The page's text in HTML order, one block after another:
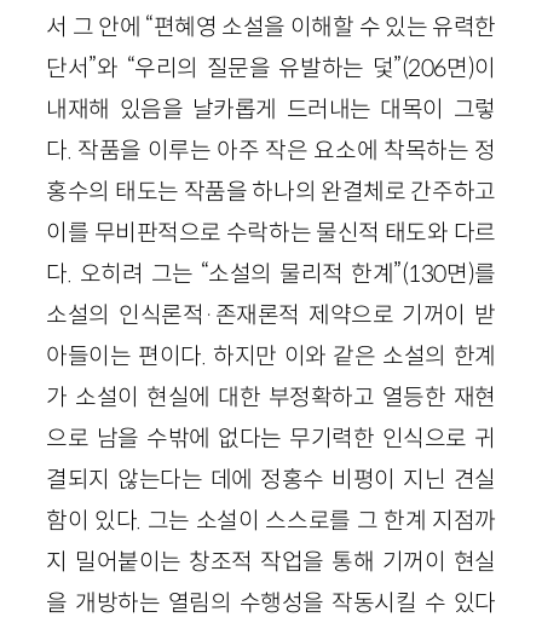
서 그 안에 “편혜영 소설을 이해할 수 있는 유력한
단서”와 “우리의 질문을 유발하는 덫”(206면)이
내재해 있음을 날카롭게 드러내는 대목이 그렇
다. 작품을 이루는 아주 작은 요소에 착목하는 정
홍수의 태도는 작품을 하나의 완결체로 간주하고
이를 무비판적으로 수락하는 물신적 태도와 다르
다. 오히려 그는 “소설의 물리적 한계”(130면)를
소설의 인식론적·존재론적 제약으로 기꺼이 받
아들이는 편이다. 하지만 이와 같은 소설의 한계
가 소설이 현실에 대한 부정확하고 열등한 재현
으로 남을 수밖에 없다는 무기력한 인식으로 귀
결되지 않는다는 데에 정홍수 비평이 지닌 견실
함이 있다. 그는 소설이 스스로를 그 한계 지점까
지 밀어붙이는 창조적 작업을 통해 기꺼이 현실
을 개방하는 열림의 수행성을 작동시킬 수 있다